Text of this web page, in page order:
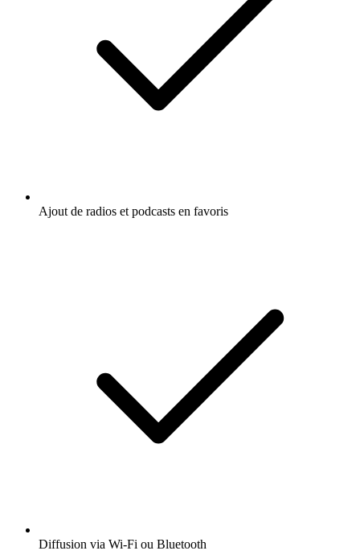
Ajout de radios et podcasts en favoris
Diffusion via Wi-Fi ou Bluetooth